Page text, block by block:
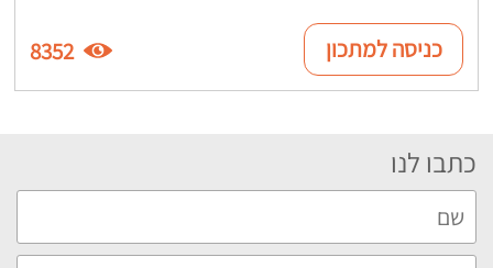
כניסה למתכון 8352
כתבו לנו